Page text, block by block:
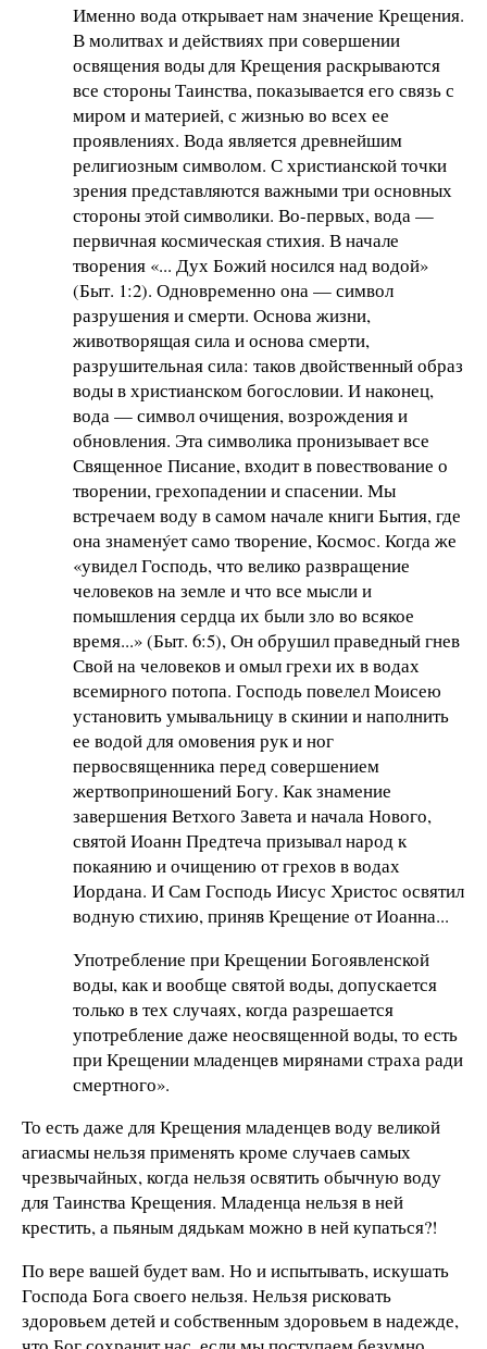
Именно вода открывает нам значение Крещения.
В молитвах и действиях при совершении
освящения воды для Крещения раскрываются
все стороны Таинства, показывается его связь с
миром и материей, с жизнью во всех ее
проявлениях. Вода является древнейшим
религиозным символом. С христианской точки
зрения представляются важными три основных
стороны этой символики. Во-первых, вода —
первичная космическая стихия. В начале
творения «... Дух Божий носился над водой»
(Быт. 1:2). Одновременно она — символ
разрушения и смерти. Основа жизни,
животворящая сила и основа смерти,
разрушительная сила: таков двойственный образ
воды в христианском богословии. И наконец,
вода — символ очищения, возрождения и
обновления. Эта символика пронизывает все
Священное Писание, входит в повествование о
творении, грехопадении и спасении. Мы
встречаем воду в самом начале книги Бытия, где
она знаменýет само творение, Космос. Когда же
«увидел Господь, что велико развращение
человеков на земле и что все мысли и
помышления сердца их были зло во всякое
время...» (Быт. 6:5), Он обрушил праведный гнев
Свой на человеков и омыл грехи их в водах
всемирного потопа. Господь повелел Моисею
установить умывальницу в скинии и наполнить
ее водой для омовения рук и ног
первосвященника перед совершением
жертвоприношений Богу. Как знамение
завершения Ветхого Завета и начала Нового,
святой Иоанн Предтеча призывал народ к
покаянию и очищению от грехов в водах
Иордана. И Сам Господь Иисус Христос освятил
водную стихию, приняв Крещение от Иоанна...
Употребление при Крещении Богоявленской
воды, как и вообще святой воды, допускается
только в тех случаях, когда разрешается
употребление даже неосвященной воды, то есть
при Крещении младенцев мирянами страха ради
смертного».
То есть даже для Крещения младенцев воду великой
агиасмы нельзя применять кроме случаев самых
чрезвычайных, когда нельзя освятить обычную воду
для Таинства Крещения. Младенца нельзя в ней
крестить, а пьяным дядькам можно в ней купаться?!
По вере вашей будет вам. Но и испытывать, искушать
Господа Бога своего нельзя. Нельзя рисковать
здоровьем детей и собственным здоровьем в надежде,